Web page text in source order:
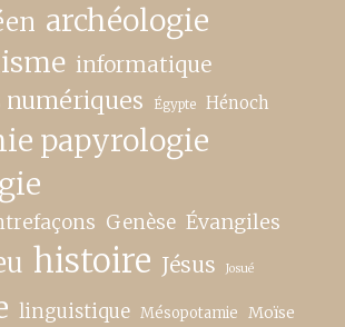
archéologie
informatique
Égypte Hénoch
papyrologie
Genèse Évangiles
histoire Jésus Josué
linguistique Mésopotamie Moïse